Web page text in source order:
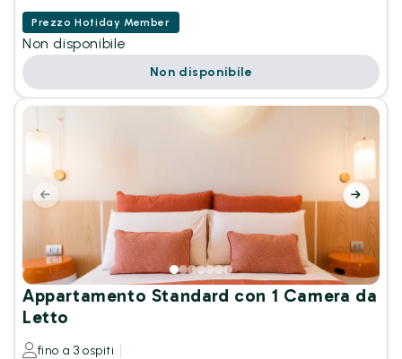
Prezzo Hotiday Member
Non disponibile
Non disponibile
Appartamento Standard con 1 Camera da
Letto
fino a 3 ospiti